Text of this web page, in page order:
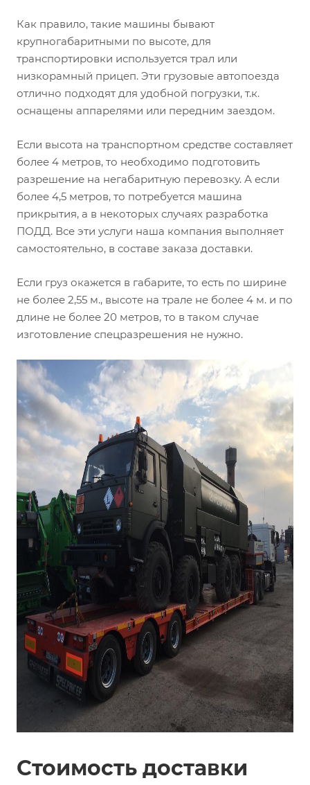
Как правило, такие машины бывают
крупногабаритными по высоте, для
транспортировки используется трал или
низкорамный прицеп. Эти грузовые автопоезда
отлично подходят для удобной погрузки, т.к.
оснащены аппарелями или передним заездом.
Если высота на транспортном средстве составляет
более 4 метров, то необходимо подготовить
разрешение на негабаритную перевозку. А если
более 4,5 метров, то потребуется машина
прикрытия, а в некоторых случаях разработка
ПОДД. Все эти услуги наша компания выполняет
самостоятельно, в составе заказа доставки.
Если груз окажется в габарите, то есть по ширине
не более 2,55 м., высоте на трале не более 4 м. и по
длине не более 20 метров, то в таком случае
изготовление спецразрешения не нужно.
Стоимость доставки